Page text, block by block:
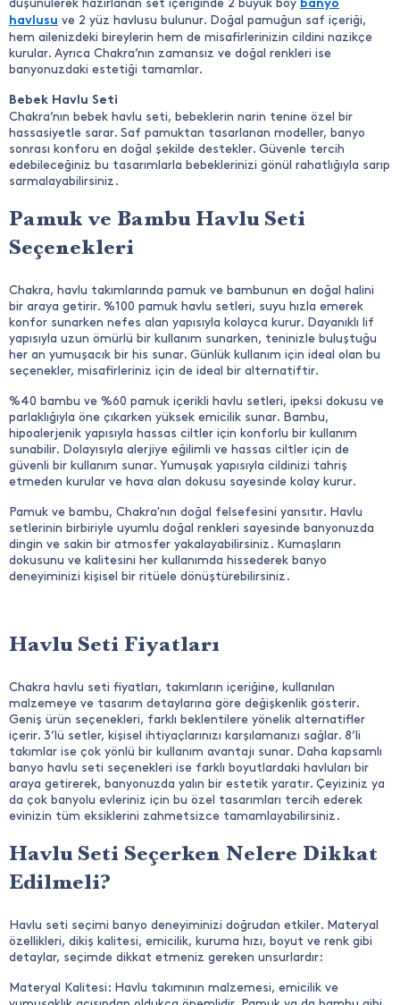
düşünülerek hazırlanan set içeriğinde 2 büyük boy banyo
havlusu ve 2 yüz havlusu bulunur. Doğal pamuğun saf içeriği,
hem ailenizdeki bireylerin hem de misafirlerinizin cildini nazikçe
kurular. Ayrıca Chakra’nın zamansız ve doğal renkleri ise
banyonuzdaki estetiği tamamlar.
Bebek Havlu Seti
Chakra’nın bebek havlu seti, bebeklerin narin tenine özel bir
hassasiyetle sarar. Saf pamuktan tasarlanan modeller, banyo
sonrası konforu en doğal şekilde destekler. Güvenle tercih
edebileceğiniz bu tasarımlarla bebeklerinizi gönül rahatlığıyla sarıp
sarmalayabilirsiniz.
Pamuk ve Bambu Havlu Seti
Seçenekleri
Chakra, havlu takımlarında pamuk ve bambunun en doğal halini
bir araya getirir. %100 pamuk havlu setleri, suyu hızla emerek
konfor sunarken nefes alan yapısıyla kolayca kurur. Dayanıklı lif
yapısıyla uzun ömürlü bir kullanım sunarken, teninizle buluştuğu
her an yumuşacık bir his sunar. Günlük kullanım için ideal olan bu
seçenekler, misafirleriniz için de ideal bir alternatiftir.
%40 bambu ve %60 pamuk içerikli havlu setleri, ipeksi dokusu ve
parlaklığıyla öne çıkarken yüksek emicilik sunar. Bambu,
hipoalerjenik yapısıyla hassas ciltler için konforlu bir kullanım
sunabilir. Dolayısıyla alerjiye eğilimli ve hassas ciltler için de
güvenli bir kullanım sunar. Yumuşak yapısıyla cildinizi tahriş
etmeden kurular ve hava alan dokusu sayesinde kolay kurur.
Pamuk ve bambu, Chakra'nın doğal felsefesini yansıtır. Havlu
setlerinin birbiriyle uyumlu doğal renkleri sayesinde banyonuzda
dingin ve sakin bir atmosfer yakalayabilirsiniz. Kumaşların
dokusunu ve kalitesini her kullanımda hissederek banyo
deneyiminizi kişisel bir ritüele dönüştürebilirsiniz.
Havlu Seti Fiyatları
Chakra havlu seti fiyatları, takımların içeriğine, kullanılan
malzemeye ve tasarım detaylarına göre değişkenlik gösterir.
Geniş ürün seçenekleri, farklı beklentilere yönelik alternatifler
içerir. 3’lü setler, kişisel ihtiyaçlarınızı karşılamanızı sağlar. 8’li
takımlar ise çok yönlü bir kullanım avantajı sunar. Daha kapsamlı
banyo havlu seti seçenekleri ise farklı boyutlardaki havluları bir
araya getirerek, banyonuzda yalın bir estetik yaratır. Çeyiziniz ya
da çok banyolu evleriniz için bu özel tasarımları tercih ederek
evinizin tüm eksiklerini zahmetsizce tamamlayabilirsiniz.
Havlu Seti Seçerken Nelere Dikkat
Edilmeli?
Havlu seti seçimi banyo deneyiminizi doğrudan etkiler. Materyal
özellikleri, dikiş kalitesi, emicilik, kuruma hızı, boyut ve renk gibi
detaylar, seçimde dikkat etmeniz gereken unsurlardır:
Materyal Kalitesi: Havlu takımının malzemesi, emicilik ve